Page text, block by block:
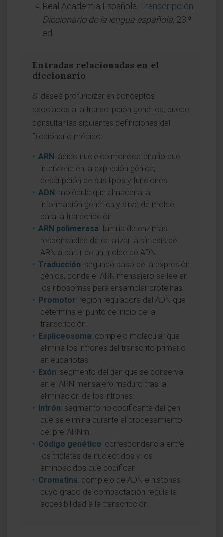
Real Academia Española. Transcripción
Diccionario de la lengua española, 23.ª
ed.
Entradas relacionadas en el
diccionario
Si desea profundizar en conceptos
asociados a la transcripción genética, puede
consultar las siguientes definiciones del
Diccionario médico:
ARN: ácido nucleico monocatenario que
interviene en la expresión génica;
descripción de sus tipos y funciones.
ADN: molécula que almacena la
información genética y sirve de molde
para la transcripción.
ARN polimerasa: familia de enzimas
responsables de catalizar la síntesis de
ARN a partir de un molde de ADN.
Traducción: segundo paso de la expresión
génica, donde el ARN mensajero se lee en
los ribosomas para ensamblar proteínas.
Promotor: región reguladora del ADN que
determina el punto de inicio de la
transcripción.
Espliceosoma: complejo molecular que
elimina los intrones del transcrito primario
en eucariotas.
Exón: segmento del gen que se conserva
en el ARN mensajero maduro tras la
eliminación de los intrones.
Intrón: segmento no codificante del gen
que se elimina durante el procesamiento
del pre-ARNm.
Código genético: correspondencia entre
los tripletes de nucleótidos y los
aminoácidos que codifican.
Cromatina: complejo de ADN e histonas
cuyo grado de compactación regula la
accesibilidad a la transcripción.